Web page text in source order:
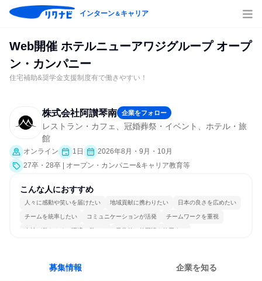
インターン＆キャリア
Web開催 ホテルニューアワジグループ オープ
ン・カンパニー
住宅補助&奨学金支援制度有で働きやすい！
株式会社阿讃琴南 企業をフォロー
レストラン・カフェ、冠婚葬祭・イベント、ホテル・旅
館
オンライン 1日
2026年8月・9月・10月
27卒・28卒 | オープン・カンパニー&キャリア教育等
こんな人におすすめ
人々に感動や笑いを届けたい 地域貢献に携わりたい 日本の良さを広めたい
チームを統率したい コミュニケーションが活発 チームワークを重視
女性が働きやすい環境で働ける 日常的に外国語を使用する
募集情報 企業を知る